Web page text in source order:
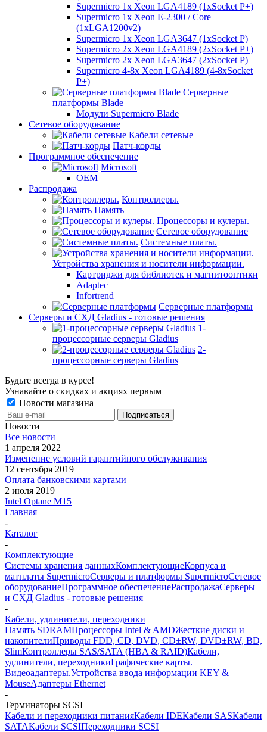
Supermicro 1x Xeon LGA4189 (1xSocket P+)
Supermicro 1x Xeon E-2300 / Core
(1xLGA1200v2)
Supermicro 1x Xeon LGA3647 (1xSocket P)
Supermicro 2x Xeon LGA4189 (2xSocket P+)
Supermicro 2x Xeon LGA3647 (2xSocket P)
Supermicro 4-8x Xeon LGA4189 (4-8xSocket
P+)
Серверные
платформы Blade
Модули Supermicro Blade
Сетевое оборудование
Кабели сетевые
Патч-корды
Программное обеспечение
Microsoft
OEM
Распродажа
Контроллеры.
Память
Процессоры и кулеры.
Сетевое оборудование
Системные платы.
Устройства хранения и носители информации.
Картриджи для библиотек и магнитооптики
Adaptec
Infortrend
Серверные платформы
Серверы и СХД Gladius - готовые решения
1-
процессорные серверы Gladius
2-
процессорные серверы Gladius
Будьте всегда в курсе!
Узнавайте о скидках и акциях первым
Новости магазина
Новости
Все новости
1 апреля 2022
Изменение условий гарантийного обслуживания
12 сентября 2019
Оплата банковскими картами
2 июля 2019
Intel Optane M15
Главная
-
Каталог
-
Комплектующие
Системы хранения данныхКомплектующиеКорпуса и
матплаты SupermicroСерверы и платформы SupermicroСетевое
оборудованиеПрограммное обеспечениеРаспродажаСерверы
и СХД Gladius - готовые решения
-
Кабели, удлинители, переходники
Память SDRAMПроцессоры Intel & AMDЖесткие диски и
накопителиПриводы FDD, CD, DVD, CD±RW, DVD±RW, BD,
SlimКонтроллеры SAS/SATA (HBA & RAID)Кабели,
удлинители, переходникиГрафические карты.
Видеоадаптеры.Устройства ввода информации KEY &
MouseАдаптеры Ethernet
-
Терминаторы SCSI
Кабели и переходники питанияКабели IDEКабели SASКабели
SATAКабели SCSIПереходники SCSI